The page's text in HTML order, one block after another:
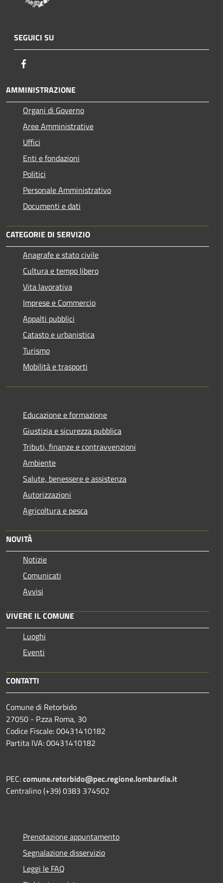
SEGUICI SU
AMMINISTRAZIONE
Organi di Governo
Aree Amministrative
Uffici
Enti e fondazioni
Politici
Personale Amministrativo
Documenti e dati
CATEGORIE DI SERVIZIO
Anagrafe e stato civile
Cultura e tempo libero
Vita lavorativa
Imprese e Commercio
Appalti pubblici
Catasto e urbanistica
Turismo
Mobilità e trasporti
Educazione e formazione
Giustizia e sicurezza pubblica
Tributi, finanze e contravvenzioni
Ambiente
Salute, benessere e assistenza
Autorizzazioni
Agricoltura e pesca
NOVITÀ
Notizie
Comunicati
Avvisi
VIVERE IL COMUNE
Luoghi
Eventi
CONTATTI
Comune di Retorbido
27050 - P.zza Roma, 30
Codice Fiscale: 00431410182
Partita IVA: 00431410182
PEC:comune.retorbido@pec.regione.lombardia.it
Centralino (+39) 0383 374502
Prenotazione appuntamento
Segnalazione disservizio
Leggi le FAQ